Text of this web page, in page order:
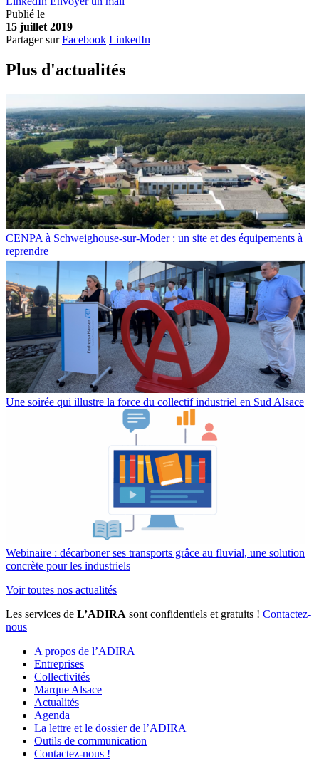
Publié le
15 juillet 2019
Partager sur Facebook LinkedIn
Plus d'actualités
CENPA à Schweighouse-sur-Moder : un site et des équipements à
reprendre
Une soirée qui illustre la force du collectif industriel en Sud Alsace
Webinaire : décarboner ses transports grâce au fluvial, une solution
concrète pour les industriels
Voir toutes nos actualités
Les services de L’ADIRA sont confidentiels et gratuits ! Contactez-
nous
A propos de l’ADIRA
Entreprises
Collectivités
Marque Alsace
Actualités
Agenda
La lettre et le dossier de l’ADIRA
Outils de communication
Contactez-nous !